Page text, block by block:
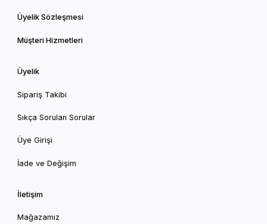
Üyelik Sözleşmesi
Müşteri Hizmetleri
Üyelik
Sipariş Takibi
Sıkça Sorulan Sorular
Üye Girişi
İade ve Değişim
İletişim
Mağazamız